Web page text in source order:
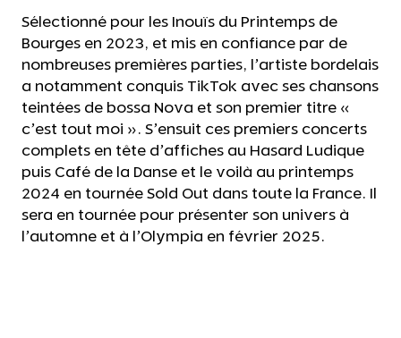
Sélectionné pour les Inouïs du Printemps de
Bourges en 2023, et mis en confiance par de
nombreuses premières parties, l’artiste bordelais
a notamment conquis TikTok avec ses chansons
teintées de bossa Nova et son premier titre «
c’est tout moi ». S’ensuit ces premiers concerts
complets en tête d’affiches au Hasard Ludique
puis Café de la Danse et le voilà au printemps
2024 en tournée Sold Out dans toute la France. Il
sera en tournée pour présenter son univers à
l’automne et à l’Olympia en février 2025.